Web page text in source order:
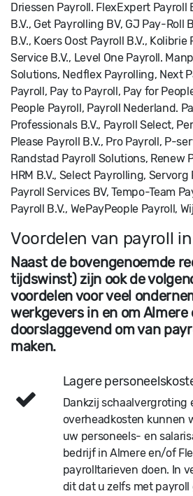
Driessen Payroll. FlexExpert Payroll
B.V., Get Payrolling BV, GJ Pay-Roll
B.V., Koers Oost Payroll B.V.,
Service B.V., Level One Payroll.
Solutions, Nedflex Payrolling, Next
Payroll, Pay to Payroll, Pay for
People Payroll, Payroll Nederland.
Professionals B.V., Payroll Select,
Please Payroll B.V., Pro Payroll, P-
Randstad Payroll Solutions, Renew
HRM B.V., Select Payrolling, Servorg
Payroll Services BV, Tempo-Team
Payroll B.V., WePayPeople Payroll,
Voordelen van payroll
Naast de bovengenoemde
tijdswinst) zijn ook de
voordelen voor veel
werkgevers in en om Almere
doorslaggevend om van
maken.
Lagere
Dankzij schaalvergroting
overheadkosten kunnen
uw personeels- en
bedrijf in Almere en/of
payrolltarieven doen. In
dit dat u zelfs met